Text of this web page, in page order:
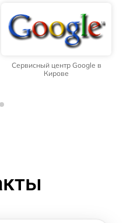
Сервисный центр Google в
Кирове